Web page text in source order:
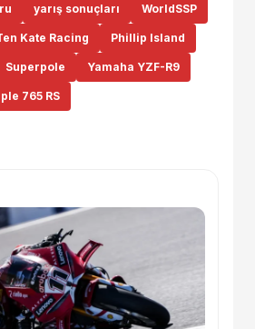
yarış sonuçları WorldSSP
Kate Racing Phillip Island
Superpole Yamaha YZF-R9
765 RS